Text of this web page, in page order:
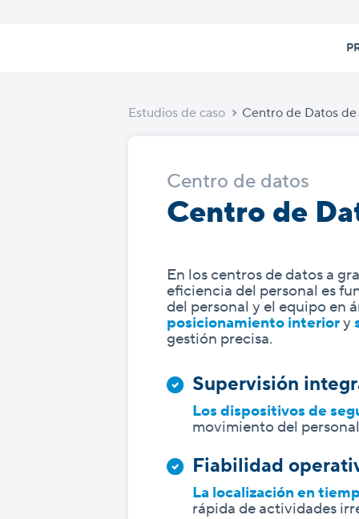
Estudios de caso Centro de Datos
Centro de datos
Centro de
En los centros de datos a
eficiencia del personal es
del personal y el equipo en
posicionamiento interiory
gestión precisa.
Supervisión
Los dispositivos de
movimiento del
Fiabilidad
La localización en
rápida de actividades